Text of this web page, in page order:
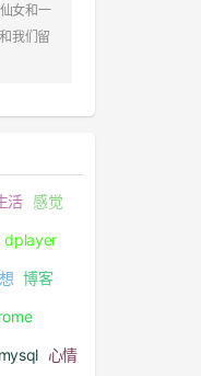
女和一
我们留
活 感觉
dplayer
博客
mysql 心情